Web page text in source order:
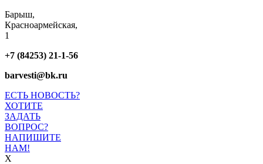
Барыш,
Красноармейская,
1
+7 (84253) 21-1-56
barvesti@bk.ru
ЕСТЬ НОВОСТЬ?
ХОТИТЕ
ЗАДАТЬ
ВОПРОС?
НАПИШИТЕ
НАМ!
X